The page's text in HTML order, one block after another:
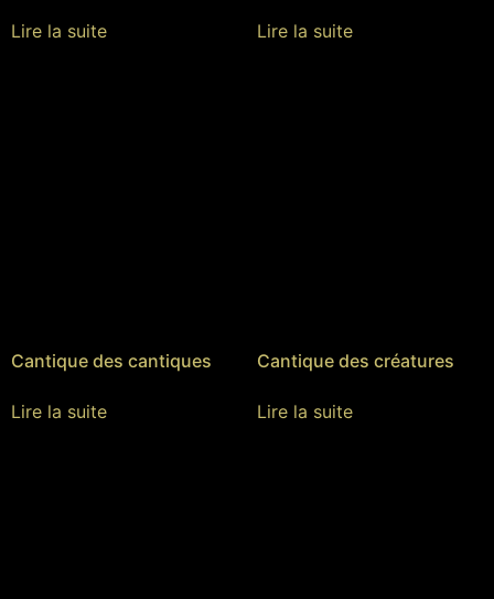
Lire la suite Lire la suite
Cantique des cantiques
Lire la suite
Cantique des créatures
Lire la suite